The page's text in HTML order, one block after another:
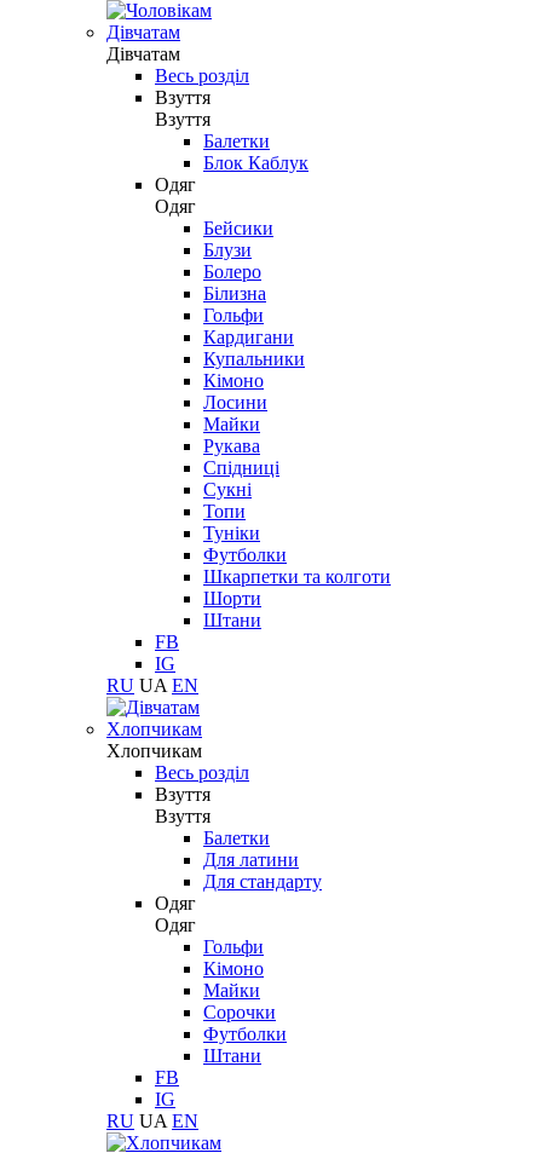
Дівчатам
Дівчатам
Весь розділ
Взуття
Взуття
Балетки
Блок Каблук
Одяг
Одяг
Бейсики
Блузи
Болеро
Білизна
Гольфи
Кардигани
Купальники
Кімоно
Лосини
Майки
Рукава
Спідниці
Сукні
Топи
Туніки
Футболки
Шкарпетки та колготи
Шорти
Штани
FB
IG
RU UA EN
Хлопчикам
Хлопчикам
Весь розділ
Взуття
Взуття
Балетки
Для латини
Для стандарту
Одяг
Одяг
Гольфи
Кімоно
Майки
Сорочки
Футболки
Штани
FB
IG
RU UA EN